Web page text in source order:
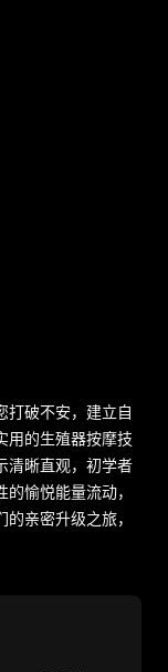
打破不安，建立自
用的生殖器按摩技
清晰直观，初学者
愉悦能量流动，
亲密升级之旅，